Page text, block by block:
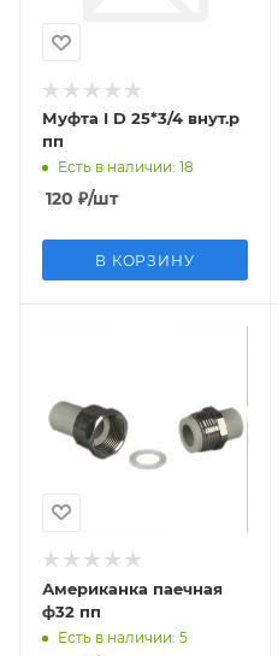
Муфта I D 25*3/4 внут.р
пп
Есть в наличии: 18
120 ₽/шт
В КОРЗИНУ
Американка паечная
ф32 пп
Есть в наличии: 5